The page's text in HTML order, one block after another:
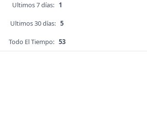
Ultimos 7 días: 1
Ultimos 30 días: 5
Todo El Tiempo: 53